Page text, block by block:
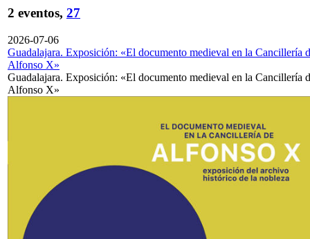
2 eventos, 27
2026-07-06
Guadalajara. Exposición: «El documento medieval en la Cancillería
Alfonso X»
Guadalajara. Exposición: «El documento medieval en la Cancillería
Alfonso X»